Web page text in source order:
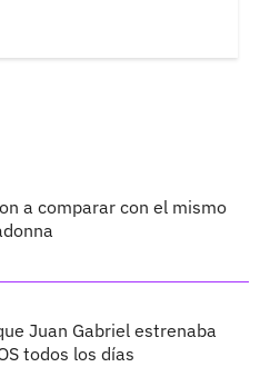
a comparar con el mismo
Juan Gabriel estrenaba
todos los días